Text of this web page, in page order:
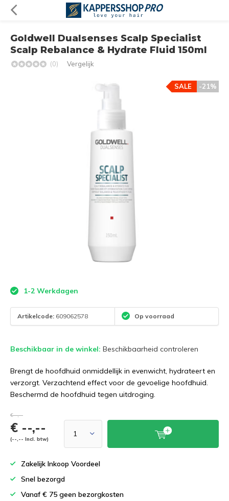
Goldwell Dualsenses Scalp Specialist
Scalp Rebalance & Hydrate Fluid 150ml
(0) Vergelijk
-21%
SALE
1-2 Werkdagen
Artikelcode: 609062578 Op voorraad
Beschikbaar in de winkel: Beschikbaarheid controleren
Brengt de hoofdhuid onmiddellijk in evenwicht, hydrateert en
verzorgt. Verzachtend effect voor de gevoelige hoofdhuid.
Beschermd de hoofdhuid tegen uitdroging.
€--,--
€ --,--
(--,-- Incl. btw)
Zakelijk Inkoop Voordeel
Snel bezorgd
Vanaf € 75 geen bezorgkosten